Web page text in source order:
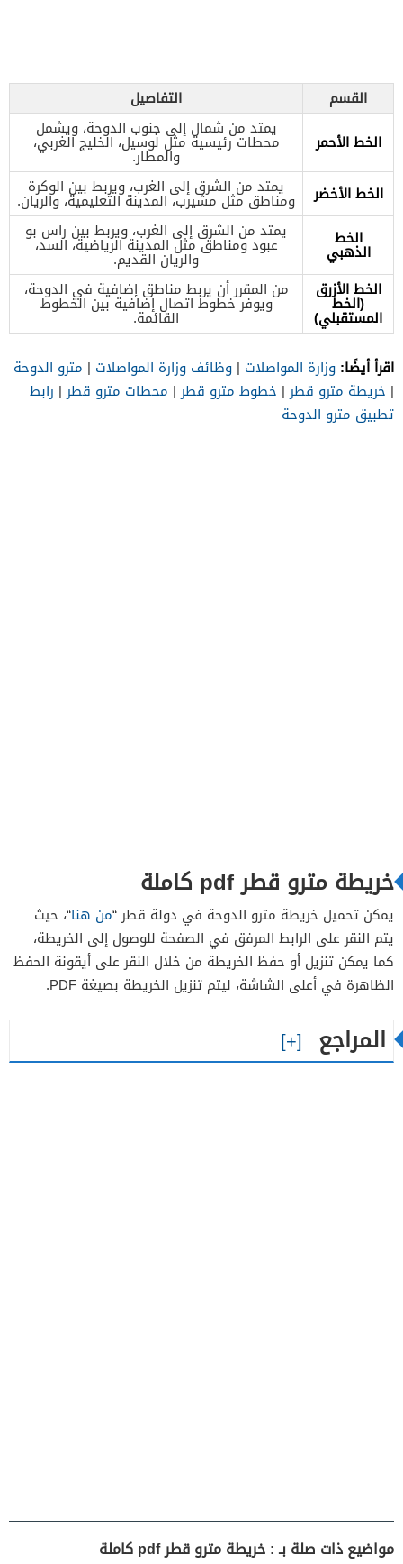
القسم
التفاصيل
الخط الأحمر
يمتد من شمال إلى جنوب الدوحة، ويشمل
محطات رئيسية مثل لوسيل، الخليج الغربي،
والمطار.
الخط الأخضر
يمتد من الشرق إلى الغرب، ويربط بين الوكرة
ومناطق مثل مشيرب، المدينة التعليمية، والريان.
الخط
الذهبي
يمتد من الشرق إلى الغرب، ويربط بين راس بو
عبود ومناطق مثل المدينة الرياضية، السد،
والريان القديم.
الخط الأزرق
(الخط
المستقبلي)
من المقرر أن يربط مناطق إضافية في الدوحة،
ويوفر خطوط اتصال إضافية بين الخطوط
القائمة.
اقرأ أيضًا: وزارة المواصلات | وظائف وزارة المواصلات | مترو الدوحة
| خريطة مترو قطر| خطوط مترو قطر| محطات مترو قطر| رابط
تطبيق مترو الدوحة
خريطة مترو قطر pdf كاملة
يمكن تحميل خريطة مترو الدوحة في دولة قطر “من هنا“، حيث
يتم النقر على الرابط المرفق في الصفحة للوصول إلى الخريطة،
كما يمكن تنزيل أو حفظ الخريطة من خلال النقر على أيقونة الحفظ
الظاهرة في أعلى الشاشة، ليتم تنزيل الخريطة بصيغة PDF.
المراجع
مواضيع ذات صلة بـ : خريطة مترو قطر pdf كاملة